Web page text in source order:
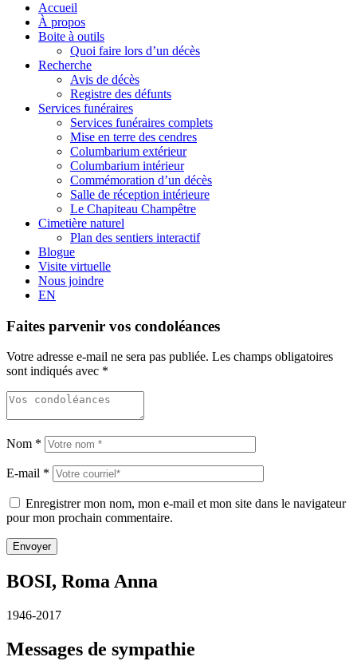
Accueil
À propos
Boite à outils
Quoi faire lors d’un décès
Recherche
Avis de décès
Registre des défunts
Services funéraires
Services funéraires complets
Mise en terre des cendres
Columbarium extérieur
Columbarium intérieur
Commémoration d’un décès
Salle de réception intérieure
Le Chapiteau Champêtre
Cimetière naturel
Plan des sentiers interactif
Blogue
Visite virtuelle
Nous joindre
EN
Faites parvenir vos condoléances
Votre adresse e-mail ne sera pas publiée. Les champs obligatoires
sont indiqués avec *
Nom *
E-mail *
Enregistrer mon nom, mon e-mail et mon site dans le navigateur
pour mon prochain commentaire.
BOSI, Roma Anna
1946-2017
Messages de sympathie